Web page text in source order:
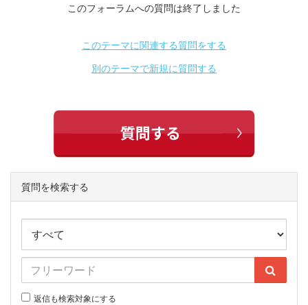
このフォーラムへの質問は終了しました
このテーマに関連する質問をする
別のテーマで新規に質問する
質問を検索する
返信も検索対象にする